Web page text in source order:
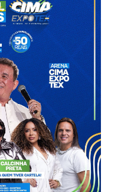
a defesa da vereadora
impedimento de fato ou no
sua diplomação.
de elegibilidade foram
decisões judiciais transitadas
afirmou que os argumentos
eram infundados e que não
eleitoral ou
do mandato da